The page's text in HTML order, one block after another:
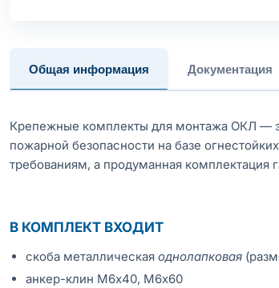
Общая информация Документация
Крепежные комплекты для монтажа ОКЛ —
пожарной безопасности на базе
требованиям, а продуманная комплектация
В КОМПЛЕКТ ВХОДИТ
скоба металлическая однолапковая
анкер-клин М6х40, М6х60